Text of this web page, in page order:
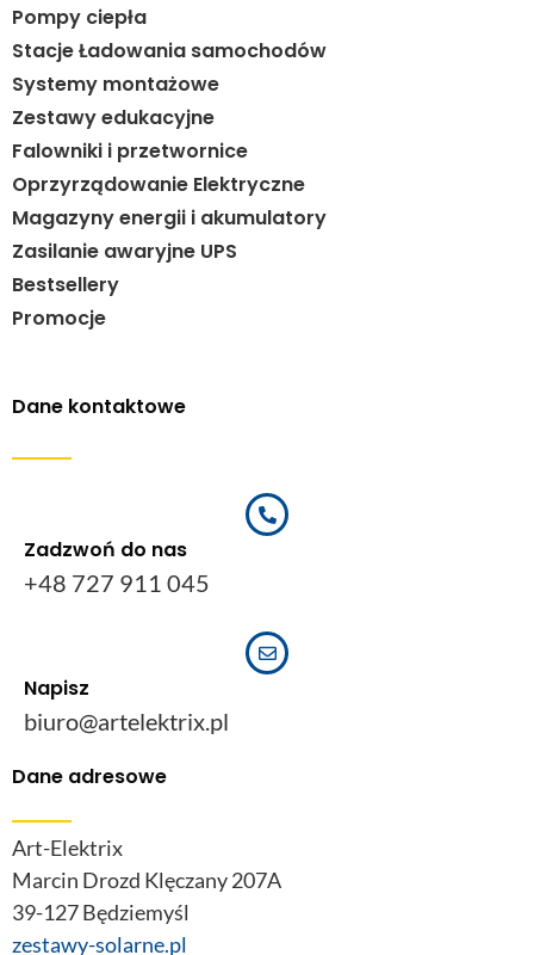
Pompy ciepła
Stacje Ładowania samochodów
Systemy montażowe
Zestawy edukacyjne
Falowniki i przetwornice
Oprzyrządowanie Elektryczne
Magazyny energii i akumulatory
Zasilanie awaryjne UPS
Bestsellery
Promocje
Dane kontaktowe
Zadzwoń do nas
+48 727 911 045
Napisz
biuro@artelektrix.pl
Dane adresowe
Art-Elektrix
Marcin Drozd Klęczany 207A
39-127 Będziemyśl
zestawy-solarne.pl